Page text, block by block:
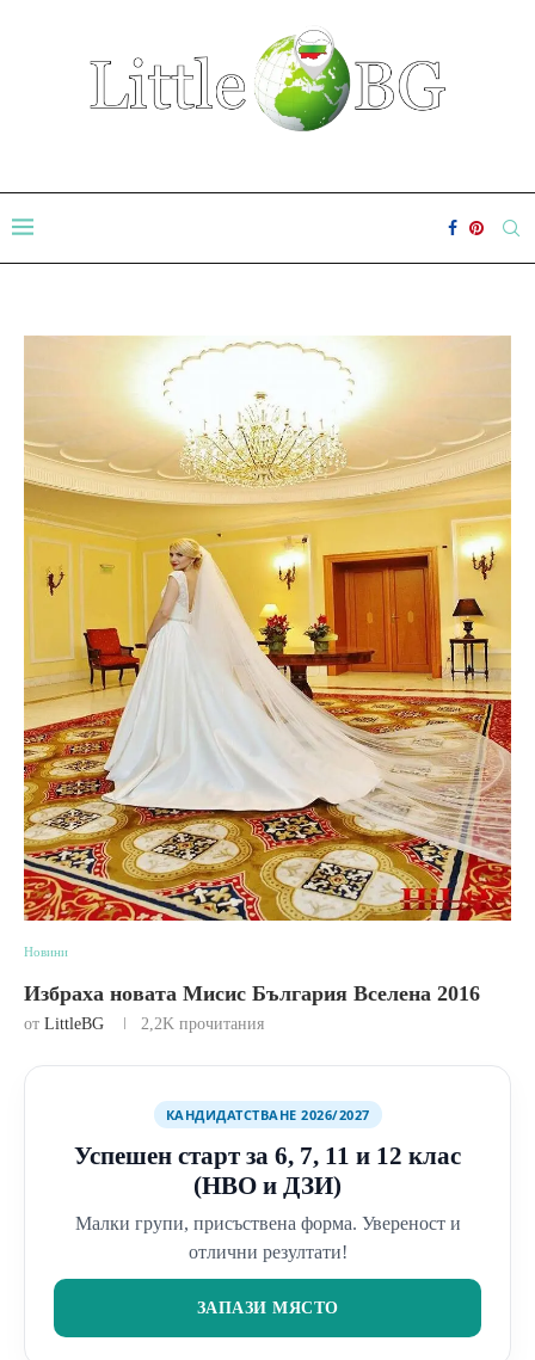
Новини
Избраха новата Мисис България Вселена 2016
от LittleBG 2,2K прочитания
КАНДИДАТСТВАНЕ 2026/2027
Успешен старт за 6, 7, 11 и 12 клас
(НВО и ДЗИ)
Малки групи, присъствена форма. Увереност и
отлични резултати!
ЗАПАЗИ МЯСТО